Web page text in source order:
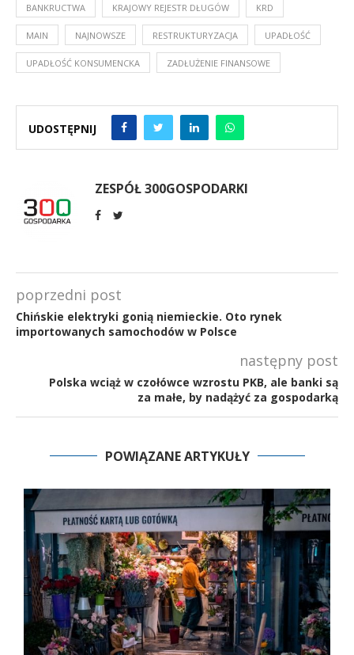
BANKRUCTWA KRAJOWY REJESTR DŁUGÓW KRD
MAIN NAJNOWSZE RESTRUKTURYZACJA UPADŁOŚĆ
UPADŁOŚĆ KONSUMENCKA ZADŁUŻENIE FINANSOWE
UDOSTĘPNIJ
ZESPÓŁ 300GOSPODARKI
poprzedni post
Chińskie elektryki gonią niemieckie. Oto rynek
importowanych samochodów w Polsce
następny post
Polska wciąż w czołówce wzrostu PKB, ale banki są
za małe, by nadążyć za gospodarką
POWIĄZANE ARTYKUŁY